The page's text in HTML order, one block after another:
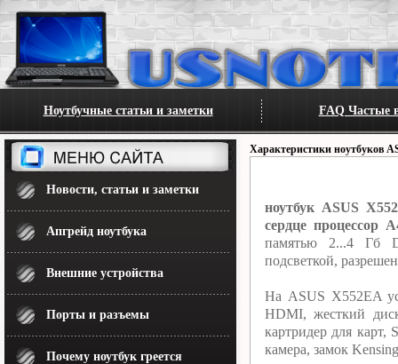
Ноутбучные статьи и заметки FAQ Частые
Новости, статьи и заметки
Апгрейд ноутбука
Внешние устройства
Порты и разъемы
Почему ноутбук греется
Характеристики ноутбуков
ноутбук ASUS
сердце
памятью 2...4 Гб
подсветкой,
На ASUS X552EA
HDMI, жесткий
картридер для
камера, замок